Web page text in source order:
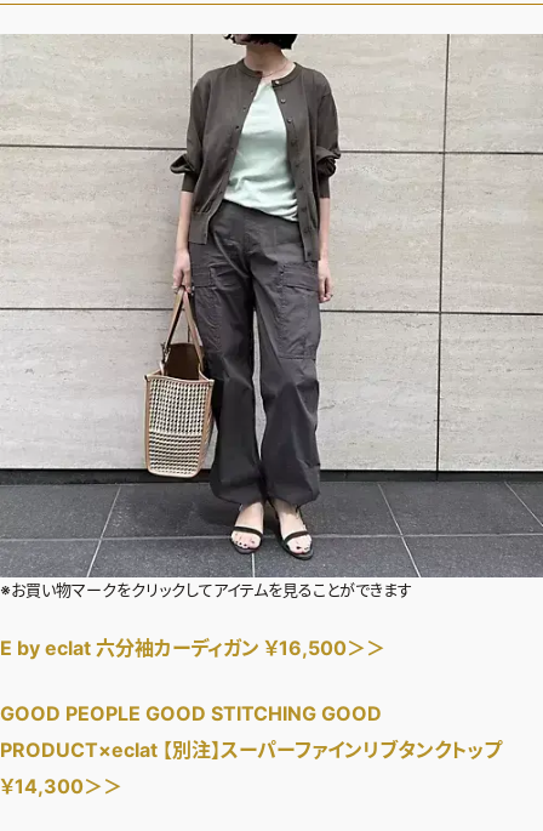
※お買い物マークをクリックしてアイテムを見ることができます
E by eclat 六分袖カーディガン ￥16,500＞＞
GOOD PEOPLE GOOD STITCHING GOOD
PRODUCT×eclat 【別注】スーパーファインリブタンクトップ
￥14,300＞＞